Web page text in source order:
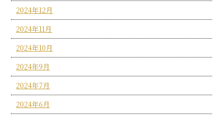
2024年12月
2024年11月
2024年10月
2024年9月
2024年7月
2024年6月